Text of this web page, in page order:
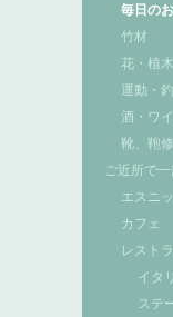
毎日の
竹材
花・植木
運動・
酒・ワ
靴、鞄
ご近所で
エスニ
カフェ
レスト
イタ
ステ